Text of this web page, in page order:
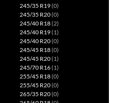
245/35 R19(0)
245/35 R20(0)
245/40 R18(2)
245/40 R19(1)
245/40 R20(0)
245/45 R18(0)
245/45 R20(1)
245/70 R16(1)
255/45 R18(0)
255/45 R20(0)
265/35 R20(0)